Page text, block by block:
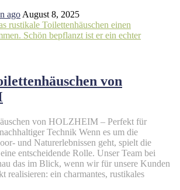
ago August 8, 2025
von
von HOLZHEIM – Perfekt für
Technik Wenn es um die
und Naturerlebnissen geht, spielt die
entscheidende Rolle. Unser Team bei
das im Blick, wenn wir für unsere Kunden
realisieren: ein charmantes, rustikales